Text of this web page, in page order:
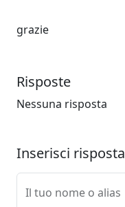
grazie
Risposte
Nessuna risposta
Inserisci risposta
Il tuo nome o alias